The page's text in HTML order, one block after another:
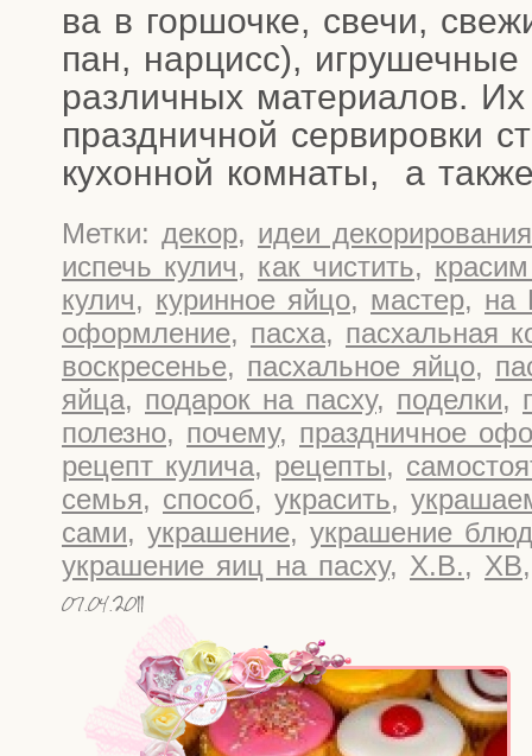
ва в гор­шоч­ке, све­чи,
пан, нар­цисс),
раз­лич­ных мате­ри­а­лов.
празд­нич­ной сер­ви­ров­ки
кухон­ной ком­на­ты, а
Метки: декор, идеи декорирования
испечь кулич, как чистить,
кулич, куринное яйцо, мастер, на
оформление, пасха, пасхальная
воскресенье, пасхальное яйцо,
яйца, подарок на пасху, поделки,
полезно, почему, праздничное
рецепт кулича, рецепты,
семья, способ, украсить,
сами, украшение, украшение блюд
украшение яиц на пасху, Х.В., ХВ
07.04.2011